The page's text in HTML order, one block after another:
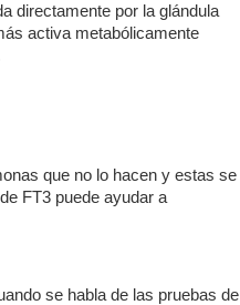
directamente por la glándula
activa metabólicamente
que no lo hacen y estas se
FT3 puede ayudar a
se habla de las pruebas de